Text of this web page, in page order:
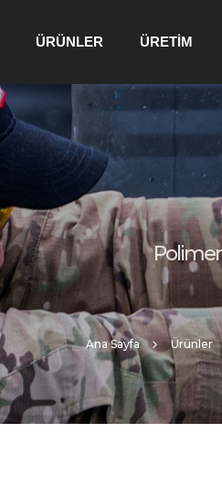
ÜRÜNLER ÜRETİM
Polimer
Ana Sayfa Ürünler